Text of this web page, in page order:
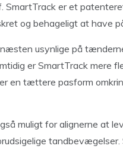
SmartTrack er et
og behageligt at have
usynlige på
er SmartTrack mere
en tættere pasform
muligt for alignerne at